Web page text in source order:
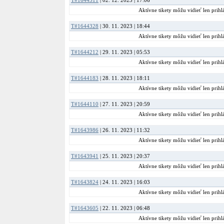
51 39 6-4 -1
Aktívne tikety môžu vidieť len
T#1644328 | 30. 11. 2023 | 18:44
Aktívne tikety môžu vidieť len
T#1644212 | 29. 11. 2023 | 05:53
Aktívne tikety môžu vidieť len
T#1644183 | 28. 11. 2023 | 18:11
Aktívne tikety môžu vidieť len
T#1644110 | 27. 11. 2023 | 20:59
Aktívne tikety môžu vidieť len
T#1643986 | 26. 11. 2023 | 11:32
Aktívne tikety môžu vidieť len
T#1643941 | 25. 11. 2023 | 20:37
Aktívne tikety môžu vidieť len
T#1643824 | 24. 11. 2023 | 16:03
Aktívne tikety môžu vidieť len
T#1643605 | 22. 11. 2023 | 06:48
Aktívne tikety môžu vidieť len